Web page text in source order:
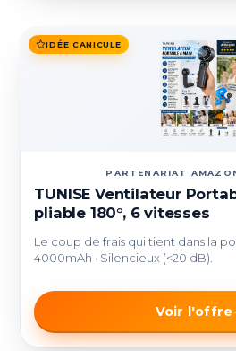
IDÉE CANICULE
PARTENARIAT
TUNISE Ventilateur
pliable 180°, 6 vitesses
Le coup de frais qui tient dans la
4000mAh · Silencieux (<20 dB).
Voir l'offre